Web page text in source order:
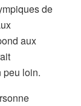
de
aux
peu loin.